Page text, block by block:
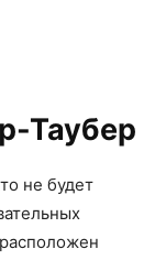
Таубер
не будет